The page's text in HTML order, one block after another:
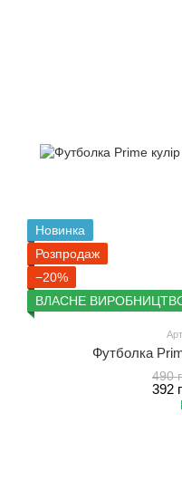
Новинка
Розпродаж
−20%
ВЛАСНЕ
Футболка
490
392